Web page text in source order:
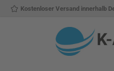
Zum Hauptinhalt springen
Kostenloser Versand innerhalb